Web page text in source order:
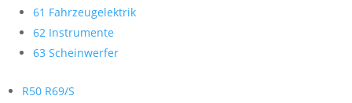
61 Fahrzeugelektrik
62 Instrumente
63 Scheinwerfer
R50 R69/S